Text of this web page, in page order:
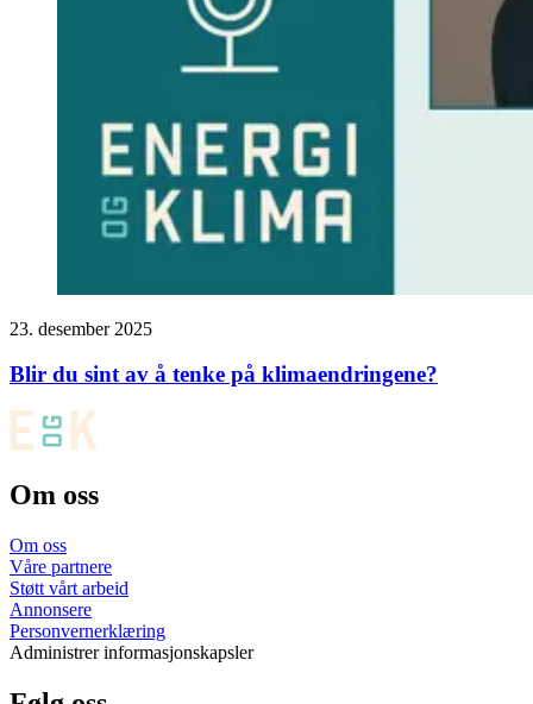
23. desember 2025
Blir du sint av å tenke på klimaendringene?
Om oss
Om oss
Våre partnere
Støtt vårt arbeid
Annonsere
Personvernerklæring
Administrer informasjonskapsler